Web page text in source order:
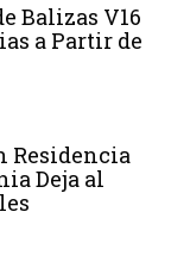
Balizas V16
a Partir de
Residencia
Deja al